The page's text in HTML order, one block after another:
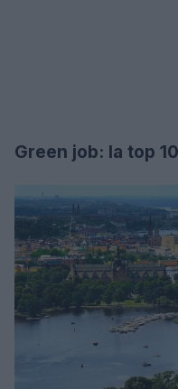
Green job: la top